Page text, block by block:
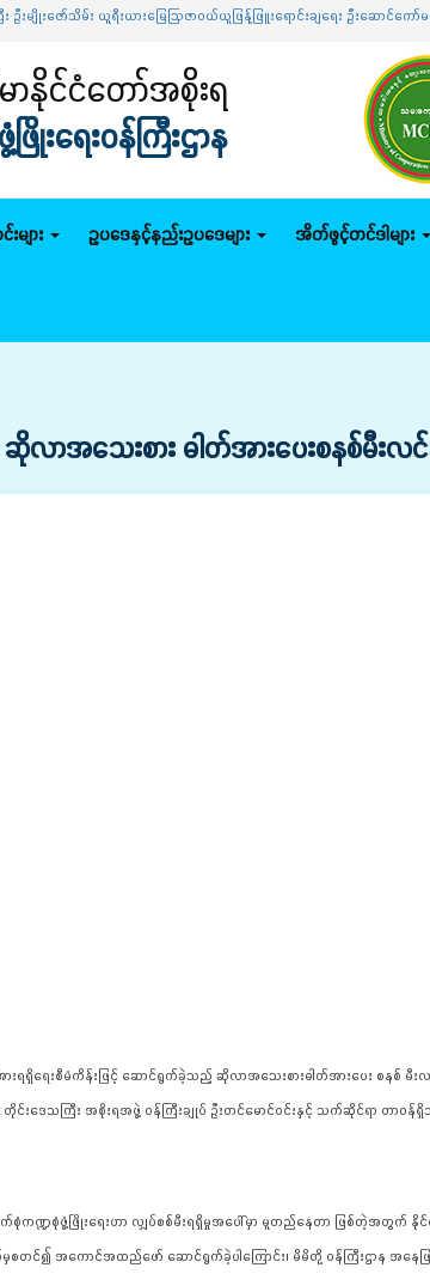
ယူရီးယားမြေဩဇာဝယ်ယူဖြန့်ဖြူးရောင်းချရေး ဦးဆောင်ကော်မတီအစည်းအဝေ
ာနိုင်ငံတော်အစိုးရ
းရေးဝန်ကြီးဌာန
များ ဥပဒေနှင့်နည်းဥပဒေများ အိတ်ဖွင့်တင်ဒါများ
အသေးစား ဓါတ်အားပေးစနစ်မီးလင်
းရရှိရေးစီမံကိန်းဖြင့် ဆောင်ရွက်ခဲ့သည့် ဆိုလာအသေးစားဓါတ်အားပေး စနစ်
တိုင်းဒေသကြီး အစိုးရအဖွဲ့ ဝန်ကြီးချုပ် ဦးတင်မောင်ဝင်းနှင့် သက်ဆိုင်ရာ တာဝ
စုံကဏ္ဍစုံဖွံ့ဖြိုးရေးဟာ လျှပ်စစ်မီးရရှိမှုအပေါ်မှာ မူတည်နေတာ ဖြစ်တဲ့အတွက်
စတင်၍ အကောင်အထည်ဖော် ဆောင်ရွက်ခဲ့ပါကြောင်း၊ မိမိတို့ ဝန်ကြီးဌာန အနေဖ